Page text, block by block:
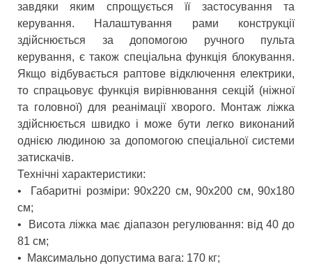
завдяки яким спрощується її застосування та
керування. Налаштування рами конструкції
здійснюється за допомогою ручного пульта
керування, є також спеціальна функція блокування.
Якщо відбувається раптове відключення електрики,
то спрацьовує функція вирівнювання секцій (ніжної
та головної) для реанімації хворого. Монтаж ліжка
здійснюється швидко і може бути легко виконаний
однією людиною за допомогою спеціальної системи
затискачів.
Технічні характеристики:
•
Габаритні розміри: 90x220 см, 90х200 см, 90х180
см;
•
Висота ліжка має діапазон регулювання: від 40 до
81 см;
•
Максимально допустима вага: 170 кг;